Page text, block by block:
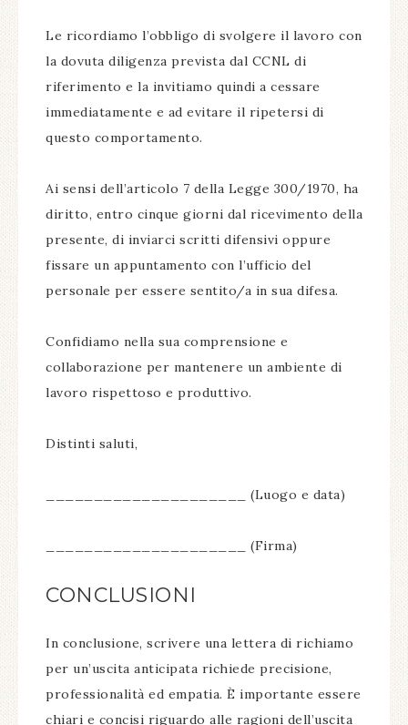
Le ricordiamo l’obbligo di svolgere il lavoro con
la dovuta diligenza prevista dal CCNL di
riferimento e la invitiamo quindi a cessare
immediatamente e ad evitare il ripetersi di
questo comportamento.
Ai sensi dell’articolo 7 della Legge 300/1970, ha
diritto, entro cinque giorni dal ricevimento della
presente, di inviarci scritti difensivi oppure
fissare un appuntamento con l’ufficio del
personale per essere sentito/a in sua difesa.
Confidiamo nella sua comprensione e
collaborazione per mantenere un ambiente di
lavoro rispettoso e produttivo.
Distinti saluti,
_____________________ (Luogo e data)
_____________________ (Firma)
CONCLUSIONI
In conclusione, scrivere una lettera di richiamo
per un’uscita anticipata richiede precisione,
professionalità ed empatia. È importante essere
chiari e concisi riguardo alle ragioni dell’uscita